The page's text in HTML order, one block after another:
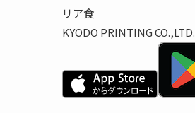
リア食
KYODO PRINTING CO.,LTD.